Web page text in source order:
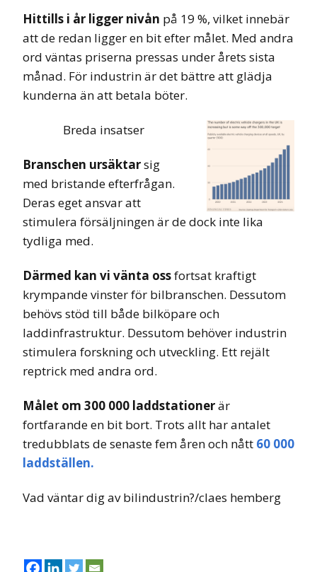
Hittills i år ligger nivån på 19 %, vilket innebär
att de redan ligger en bit efter målet. Med andra
ord väntas priserna pressas under årets sista
månad. För industrin är det bättre att glädja
kunderna än att betala böter.
Breda insatser
Branschen ursäktarsig
med bristande efterfrågan.
Deras eget ansvar att
stimulera försäljningen är de dock inte lika
tydliga med.
Därmed kan vi vänta ossfortsat kraftigt
krympande vinster för bilbranschen. Dessutom
behövs stöd till både bilköpare och
laddinfrastruktur. Dessutom behöver industrin
stimulera forskning och utveckling. Ett rejält
reptrick med andra ord.
Målet om 300 000 laddstationerär
fortfarande en bit bort. Trots allt har antalet
tredubblats de senaste fem åren och nått 60 000
laddställen.
Vad väntar dig av bilindustrin?/claes hemberg